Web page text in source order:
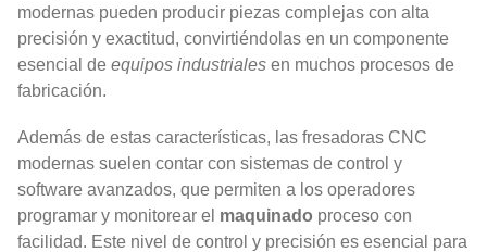
modernas pueden producir piezas complejas con alta
precisión y exactitud, convirtiéndolas en un componente
esencial de equipos industriales en muchos procesos de
fabricación.
Además de estas características, las fresadoras CNC
modernas suelen contar con sistemas de control y
software avanzados, que permiten a los operadores
programar y monitorear el maquinado proceso con
facilidad. Este nivel de control y precisión es esencial para